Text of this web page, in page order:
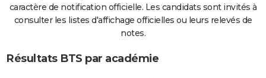
caractère de notification officielle. Les candidats sont invités à
consulter les listes d'affichage officielles ou leurs relevés de
notes.
Résultats BTS par académie